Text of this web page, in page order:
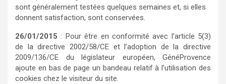
e
b
o
o
k
t
t
e
r
i
l
sont généralement testées quelques semaines et, si elles
donnent satisfaction, sont conservées.
26/01/2015 : Pour être en conformité avec l’article 5(3)
de la directive 2002/58/CE et l’adoption de la directive
2009/136/CE du législateur européen, GénéProvence
ajoute en bas de page un bandeau relatif à l’utilisation des
cookies chez le visiteur du site.